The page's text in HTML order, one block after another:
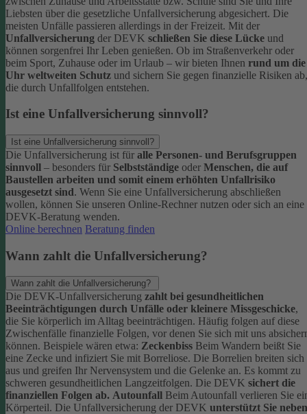
Liebsten über die gesetzliche Unfallversicherung abgesichert. Die
meisten Unfälle passieren allerdings in der Freizeit. Mit der
Unfallversicherung der DEVK schließen Sie diese Lücke und
können sorgenfrei Ihr Leben genießen. Ob im Straßenverkehr oder
beim Sport, Zuhause oder im Urlaub – wir bieten Ihnen rund um die
Uhr weltweiten Schutz und sichern Sie gegen finanzielle Risiken ab,
die durch Unfallfolgen entstehen.
Ist eine Unfallversicherung sinnvoll?
Ist eine Unfallversicherung sinnvoll?
Die Unfallversicherung ist für alle Personen- und Berufsgruppen
sinnvoll – besonders für Selbstständige oder Menschen, die auf
Baustellen arbeiten und somit einem erhöhten Unfallrisiko
ausgesetzt sind. Wenn Sie eine Unfallversicherung abschließen
wollen, können Sie unseren Online-Rechner nutzen oder sich an eine
DEVK-Beratung wenden.
Online berechnen Beratung finden
Wann zahlt die Unfallversicherung?
Wann zahlt die Unfallversicherung?
Die DEVK-Unfallversicherung zahlt bei gesundheitlichen
Beeinträchtigungen durch Unfälle oder kleinere Missgeschicke,
die Sie körperlich im Alltag beeinträchtigen. Häufig folgen auf diese
Zwischenfälle finanzielle Folgen, vor denen Sie sich mit uns
können. Beispiele wären etwa: Zeckenbiss Beim Wandern beißt Sie
eine Zecke und infiziert Sie mit Borreliose. Die Borrelien breiten sich
aus und greifen Ihr Nervensystem und die Gelenke an. Es kommt zu
schweren gesundheitlichen Langzeitfolgen. Die DEVK sichert die
finanziellen Folgen ab. Autounfall Beim Autounfall verlieren Sie
Körperteil. Die Unfallversicherung der DEVK unterstützt Sie neben